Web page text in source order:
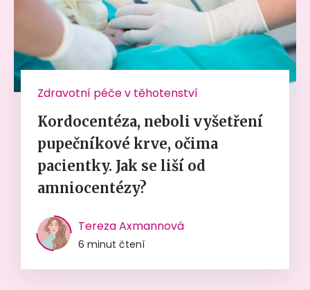
Zdravotní péče v těhotenství
Kordocentéza, neboli vyšetření
pupečníkové krve, očima
pacientky. Jak se liší od
amniocentézy?
Tereza Axmannová
6 minut čtení